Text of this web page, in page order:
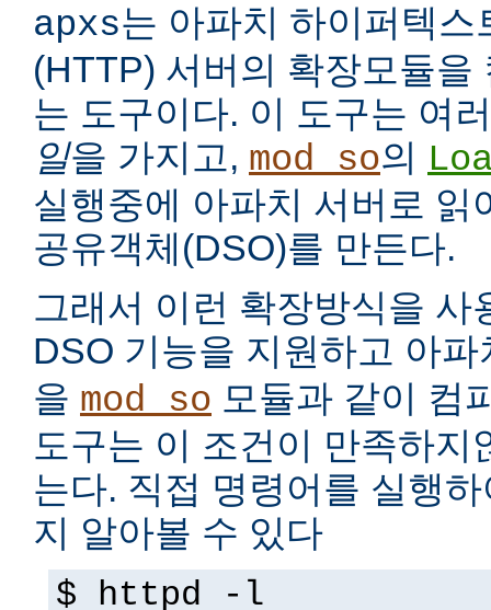
apxs는 아파치 하이퍼텍스
(HTTP) 서버의 확장모듈을
는 도구이다. 이 도구는 여
일을 가지고, mod_so의
실행중에 아파치 서버로 읽
공유객체(DSO)를 만든다.
그래서 이런 확장방식을 사
DSO 기능을 지원하고 아
을 mod_so 모듈과 같이 컴
도구는 이 조건이 만족하지
는다. 직접 명령어를 실행
지 알아볼 수 있다
$ httpd -l